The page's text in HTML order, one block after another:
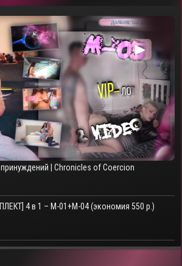
▶
| Chronicles of Coercion
4 в 1 – M-01+M-04 (экономия 550 р.)